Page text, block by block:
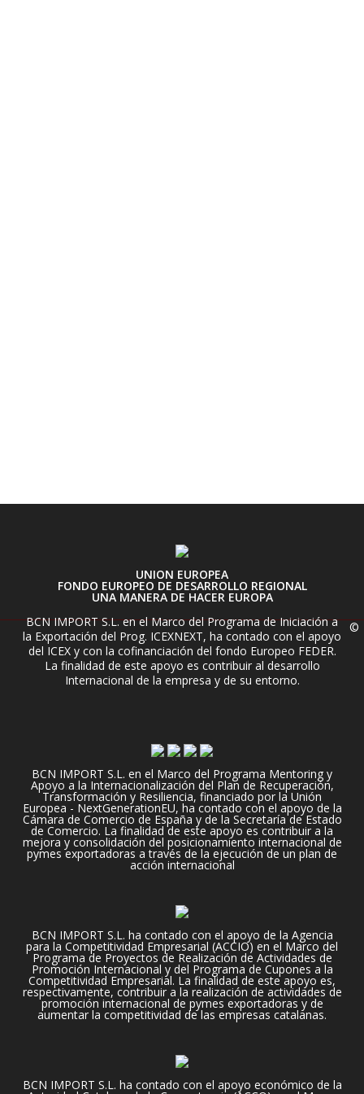
UNION EUROPEA
FONDO EUROPEO DE DESARROLLO REGIONAL
UNA MANERA DE HACER EUROPA
BCN IMPORT S.L. en el Marco del Programa de Iniciación a
la Exportación del Prog. ICEXNEXT, ha contado con el apoyo
del ICEX y con la cofinanciación del fondo Europeo FEDER.
La finalidad de este apoyo es contribuir al desarrollo
Internacional de la empresa y de su entorno.
BCN IMPORT S.L. en el Marco del Programa Mentoring y
Apoyo a la Internacionalización del Plan de Recuperación,
Transformación y Resiliencia, financiado por la Unión
Europea - NextGenerationEU, ha contado con el apoyo de la
Cámara de Comercio de España y de la Secretaría de Estado
de Comercio. La finalidad de este apoyo es contribuir a la
mejora y consolidación del posicionamiento internacional de
pymes exportadoras a través de la ejecución de un plan de
acción internacional
BCN IMPORT S.L. ha contado con el apoyo de la Agencia
para la Competitividad Empresarial (ACCIO) en el Marco del
Programa de Proyectos de Realización de Actividades de
Promoción Internacional y del Programa de Cupones a la
Competitividad Empresarial. La finalidad de este apoyo es,
respectivamente, contribuir a la realización de actividades de
promoción internacional de pymes exportadoras y de
aumentar la competitividad de las empresas catalanas.
BCN IMPORT S.L. ha contado con el apoyo económico de la
©